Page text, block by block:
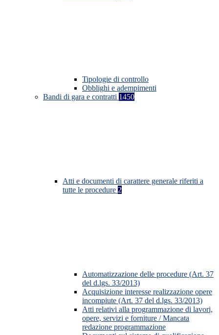
Tipologie di controllo
Obblighi e adempimenti
Bandi di gara e contratti 1450
Atti e documenti di carattere generale riferiti a
tutte le procedure 2
Automatizzazione delle procedure (Art. 37
del d.lgs. 33/2013)
Acquisizione interesse realizzazione opere
incompiute (Art. 37 del d.lgs. 33/2013)
Atti relativi alla programmazione di lavori,
opere, servizi e forniture / Mancata
redazione programmazione